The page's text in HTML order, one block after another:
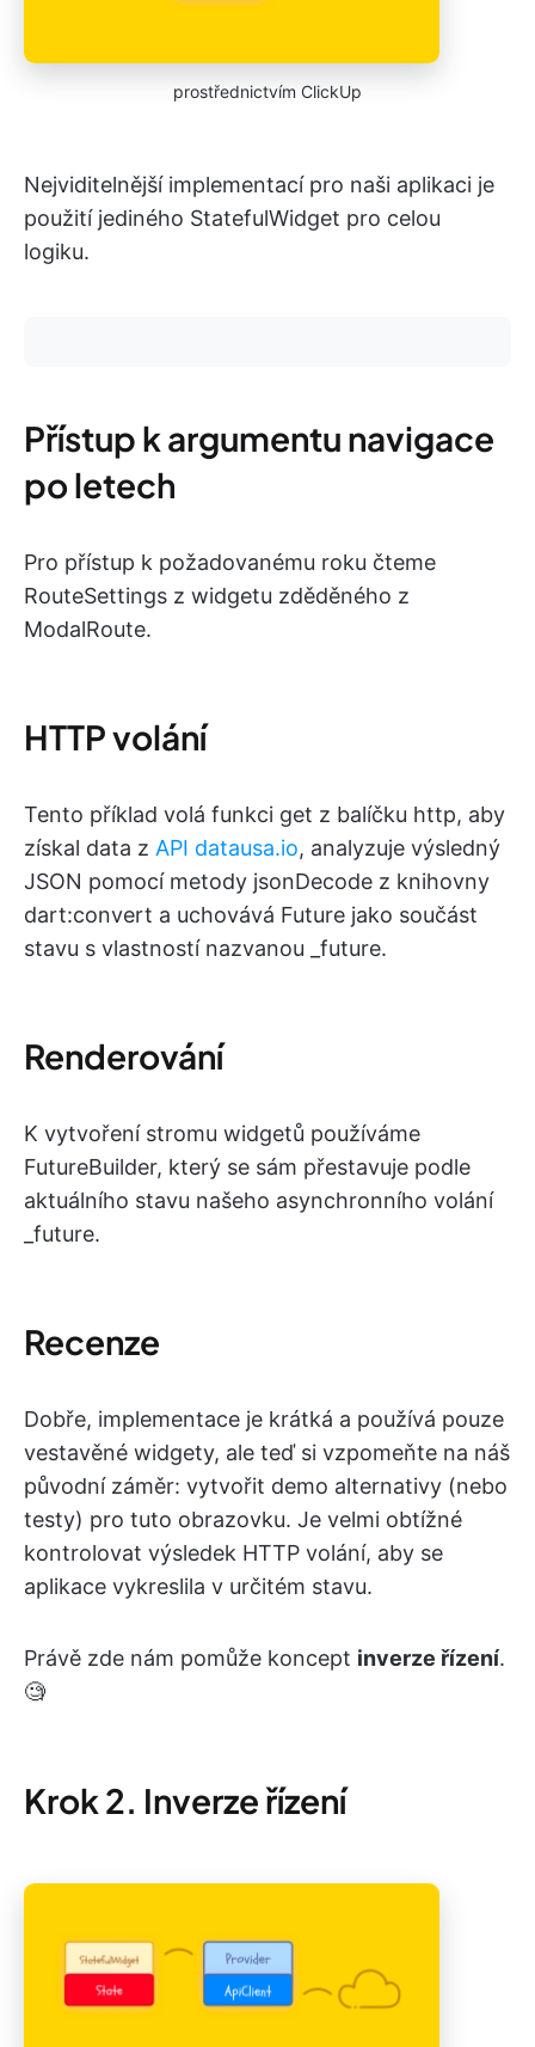
prostřednictvím ClickUp
Nejviditelnější implementací pro naši aplikaci je
použití jediného StatefulWidget pro celou
logiku.
Přístup k argumentu navigace
po letech
Pro přístup k požadovanému roku čteme
RouteSettings z widgetu zděděného z
ModalRoute.
HTTP volání
Tento příklad volá funkci get z balíčku http, aby
získal data z API datausa.io, analyzuje výsledný
JSON pomocí metody jsonDecode z knihovny
dart:convert a uchovává Future jako součást
stavu s vlastností nazvanou _future.
Renderování
K vytvoření stromu widgetů používáme
FutureBuilder, který se sám přestavuje podle
aktuálního stavu našeho asynchronního volání
_future.
Recenze
Dobře, implementace je krátká a používá pouze
vestavěné widgety, ale teď si vzpomeňte na náš
původní záměr: vytvořit demo alternativy (nebo
testy) pro tuto obrazovku. Je velmi obtížné
kontrolovat výsledek HTTP volání, aby se
aplikace vykreslila v určitém stavu.
Právě zde nám pomůže koncept inverze řízení.
🧐
Krok 2. Inverze řízení